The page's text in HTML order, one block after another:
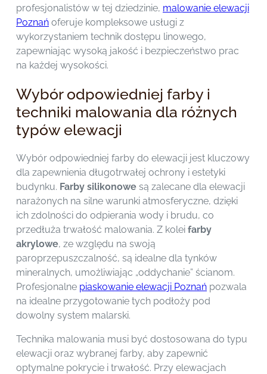
profesjonalistów w tej dziedzinie, malowanie elewacji
Poznań oferuje kompleksowe usługi z
wykorzystaniem technik dostępu linowego,
zapewniając wysoką jakość i bezpieczeństwo prac
na każdej wysokości.
Wybór odpowiedniej farby i
techniki malowania dla różnych
typów elewacji
Wybór odpowiedniej farby do elewacji jest kluczowy
dla zapewnienia długotrwałej ochrony i estetyki
budynku. Farby silikonowe są zalecane dla elewacji
narażonych na silne warunki atmosferyczne, dzięki
ich zdolności do odpierania wody i brudu, co
przedłuża trwałość malowania. Z kolei farby
akrylowe, ze względu na swoją
paroprzepuszczalność, są idealne dla tynków
mineralnych, umożliwiając „oddychanie” ścianom.
Profesjonalne piaskowanie elewacji Poznań pozwala
na idealne przygotowanie tych podłoży pod
dowolny system malarski.
Technika malowania musi być dostosowana do typu
elewacji oraz wybranej farby, aby zapewnić
optymalne pokrycie i trwałość. Przy elewacjach